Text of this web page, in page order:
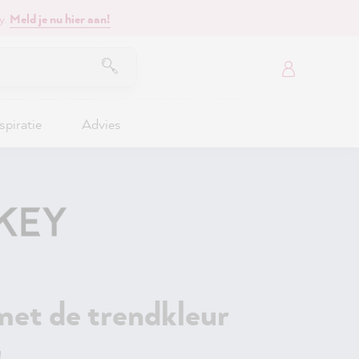
Meld je nu hier aan!
Advies
de trendkleur